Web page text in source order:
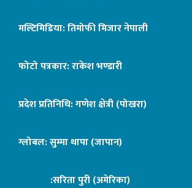
मल्टिमिडिया: तिमोफी मिजार नेपाली
फोटो पत्रकार: राकेश भण्डारी
प्रदेश प्रतिनिधि: गणेश क्षेत्री (पोखरा)
ग्लोबल: सुम्मा थापा (जापान)
:सरिता पुरी (अमेरिका)